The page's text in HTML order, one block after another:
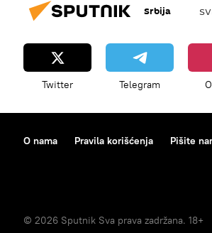
Srbija
Twitter Telegram
O nama Pravila korišćenja Pišite
© 2026 Sputnik Sva prava zadržana. 18+